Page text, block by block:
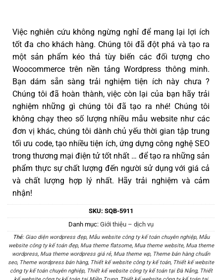
Việc nghiên cứu không ngừng nghỉ để mang lại lợi ích
tốt đa cho khách hàng. Chúng tôi đã đột phá và tạo ra
một sản phẩm kéo thả tùy biến các đối tượng cho
Woocommerce trên nền tảng Wordpress thông minh.
Bạn dám sẵn sàng trải nghiệm tiện ích này chưa ?
Chúng tôi đã hoàn thành, việc còn lại của bạn hãy trải
nghiệm những gì chúng tôi đã tạo ra nhé! Chúng tôi
không chạy theo số lượng nhiều mẫu website như các
đơn vị khác, chúng tôi dành chủ yếu thời gian tập trung
tối ưu code, tạo nhiều tiện ích, ứng dựng công nghệ SEO
trong thương mại điện tử tốt nhất … để tạo ra những sản
phẩm thực sự chất lượng đến người sử dụng với giá cả
và chất lượng hợp lý nhất. Hãy trải nghiệm và cảm
nhận!
SKU: SQB-5911
Danh mục: Giới thiệu – dịch vụ
Thẻ: Giao diện wordpress đẹp, Mẫu website công ty kế toán chuyên nghiệp, Mẫu
website công ty kế toán đẹp, Mua theme flatsome, Mua theme website, Mua theme
wordpress, Mua theme wordpress giá rẻ, Mua theme wp, Theme bán hàng chuẩn
seo, Theme wordpress bán hàng, Thiết kế website công ty kế toán, Thiết kế website
công ty kế toán chuyên nghiệp, Thiết kế website công ty kế toán tại Đà Nẵng, Thiết